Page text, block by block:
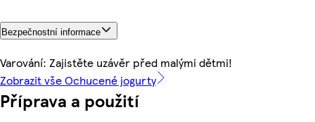
Bezpečnostní informace
Varování: Zajistěte uzávěr před malými dětmi!
Zobrazit vše Ochucené jogurty
Příprava a použití